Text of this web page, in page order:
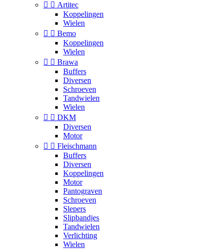
  Artitec
Koppelingen
Wielen
  Bemo
Koppelingen
Wielen
  Brawa
Buffers
Diversen
Schroeven
Tandwielen
Wielen
  DKM
Diversen
Motor
  Fleischmann
Buffers
Diversen
Koppelingen
Motor
Pantograven
Schroeven
Slepers
Slipbandjes
Tandwielen
Verlichting
Wielen